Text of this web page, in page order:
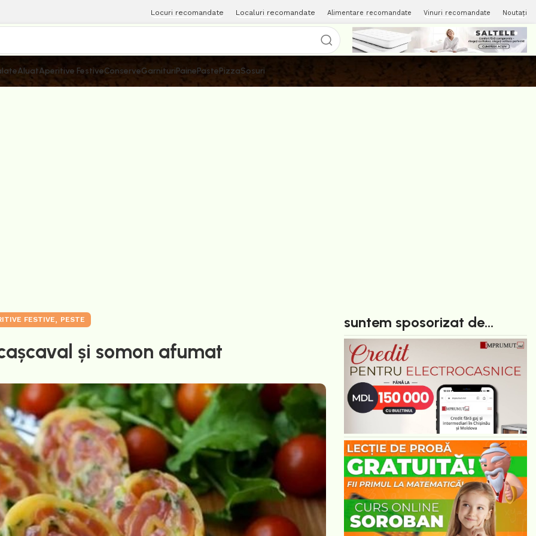
Locuri recomandate Localuri recomandate Alimentare recomandate Vinuri recomandate Noutați
AluatAperitive FestiveConserveGarnituriPainePastePizzaSosuri
FESTIVE, PESTE
și somon afumat
suntem sposorizat de...